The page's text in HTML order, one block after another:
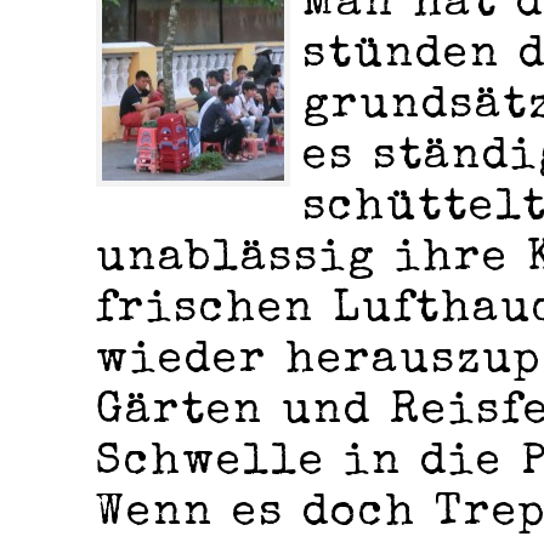
stünden
es
unablässig ihre
frischen
wieder
Gärten und
Schwelle in die
Wenn es doch